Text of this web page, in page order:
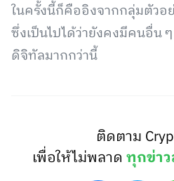
ในครั้งนี้ก็คืออิงจากกลุ่มตัวอ
ซึ่งเป็นไปได้ว่ายังคงมีคนอื่น
ดิจิทัลมากกว่านี้
ติดตาม
เพื่อให้ไม่พลาดทุกข่าว